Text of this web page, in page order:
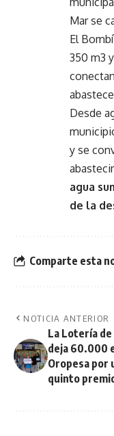
Mar se
El
350 m3
Desde
y se
agua
de la
Comparte esta
NOTICIA ANTERIOR
La Lotería de
deja 60.000
Oropesa por
quinto